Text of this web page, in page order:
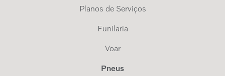
Planos de Serviços
Funilaria
Voar
Pneus